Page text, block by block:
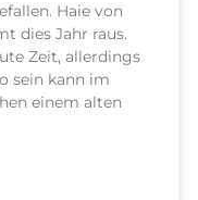
Haie von
dies Jahr raus.
Zeit, allerdings
sein kann im
einem alten